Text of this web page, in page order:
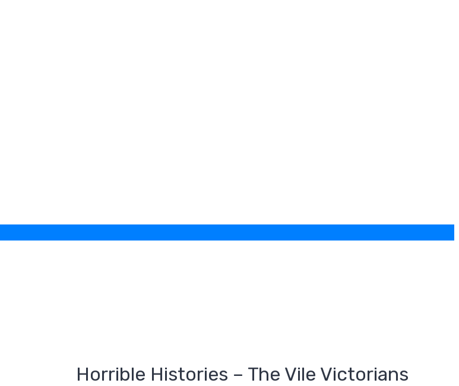
Horrible Histories – The Vile Victorians